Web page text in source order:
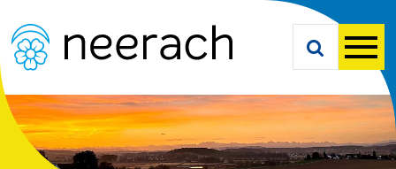
Suche